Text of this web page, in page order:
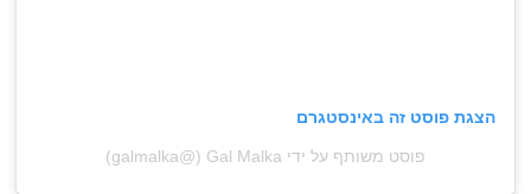
הצגת פוסט זה באינסטגרם
פוסט משותף על ידי ‏‎Gal Malka‎‏ (@‏‎galmalka‎‏)